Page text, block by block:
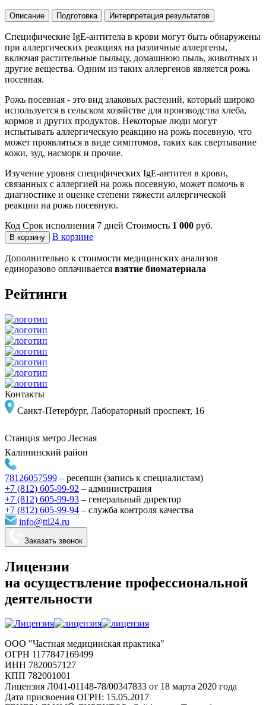
Описание Подготовка Интерпретация результатов
Специфические IgE-антитела в крови могут быть обнаружены
при аллергических реакциях на различные аллергены,
включая растительные пыльцу, домашнюю пыль, животных и
другие вещества. Одним из таких аллергенов является рожь
посевная.
Рожь посевная - это вид злаковых растений, который широко
используется в сельском хозяйстве для производства хлеба,
кормов и других продуктов. Некоторые люди могут
испытывать аллергическую реакцию на рожь посевную, что
может проявляться в виде симптомов, таких как свертывание
кожи, зуд, насморк и прочие.
Изучение уровня специфических IgE-антител в крови,
связанных с аллергией на рожь посевную, может помочь в
диагностике и оценке степени тяжести аллергической
реакции на рожь посевную.
Код Срок исполнения 7 дней Стоимость 1 000 руб.
В корзину В корзине
Дополнительно к стоимости медицинских анализов
единоразово оплачивается взятие биоматериала
Рейтинги
Контакты
Санкт-Петербург, Лабораторный проспект, 16
Станция метро Лесная
Калининский район
78126057599 – ресепшн (запись к специалистам)
+7 (812) 605-99-92 – администрация
+7 (812) 605-99-93 – генеральный директор
+7 (812) 605-99-94 – служба контроля качества
info@ttl24.ru
Заказать звонок
Лицензии
на осуществление профессиональной
деятельности
ООО "Частная медицинская практика"
ОГРН 1177847169499
ИНН 7820057127
КПП 782001001
Лицензия Л041-01148-78/00347833 от 18 марта 2020 года
Дата присвоения ОГРН: 15.05.2017